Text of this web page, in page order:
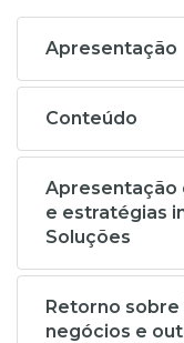
Apresentação
Conteúdo
Apresentação
e estratégias
Soluções
Retorno
negócios e